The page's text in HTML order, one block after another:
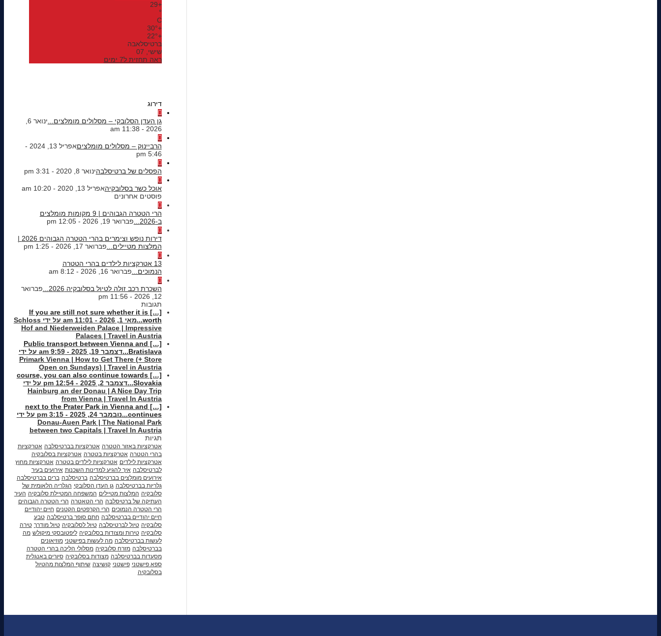
+
29
°
C
+
30°
+
22°
ברטיסלאבה
שישי, 07
ראה תחזית ל7 ימים
דירוג
גן העדן הסלובקי – מסלולים מומלצים...
2026 - 11:38 am
הרביינוק – מסלולים מומלצים
אפריל 13, 2024 -
5:46 pm
הפסלים של ברטיסלבהינואר 8, 2020 - 3:31 pm
אוכל כשר בסלובקיהאפריל 13, 2020 - 10:20 am
פוסטים אחרונים
הרי הטטרה הגבוהים | 9 מקומות מומלצים
ב-2026...
פברואר 19, 2026 - 12:05 pm
דירות נופש וצימרים בהרי הטטרה הגבוהים 2026 |
המלצות מטיילים... פברואר 17, 2026 - 1:25 pm
13 אטרקציות לילדים בהרי הטטרה
הנמוכים... פברואר 16, 2026 - 8:12 am
השכרת רכב זולה לטיול בסלובקיה 2026...
פברואר
12, 2026 - 11:56 pm
תגובות
[…] If you are still not sure whether it is
worth...
מאי 1, 2026 - 11:01 am על ידי Schloss
Hof and Niederweiden Palace | Impressive
Palaces | Travel in Austria
[…] Public transport between Vienna and
Bratislava...
דצמבר 19, 2025 - 9:59 am על ידי
Primark Vienna | How to Get There (+ Store
Open on Sundays) | Travel in Austria
[…] course, you can also continue towards
Slovakia...
דצמבר 2, 2025 - 12:54 pm על ידי
Hainburg an der Donau | A Nice Day Trip
from Vienna | Travel In Austria
[…] next to the Prater Park in Vienna and
continues...
נובמבר 24, 2025 - 3:15 pm על ידי
Donau-Auen Park | The National Park
between two Capitals | Travel In Austria
תגיות
אטרקציות באזור הטטרה אטרקציות בברטיסלבה אטרקציות
בהרי הטטרה אטרקציות בטטרה אטרקציות בסלובקיה
אטרקציות לילדים אטרקציות לילדים בטטרה אטרקציות מחוץ
לברטיסלבה איך להגיע למדינות השכנות אירועים בעיר
אירועים מומלצים בברטיסלבה ברטיסלבה ברים בברטיסלבה
גלריות בברטיסלבה גן העדן הסלובקי הגלריה הלאומית של
סלובקיה המלצות מטיילים המשפחה המטיילת סלובקיה העיר
העתיקה של ברטיסלבה הרי הטאטרה הרי הטטרה הגבוהים
הרי הטטרה הנמוכים הרי הקרפטים הקטנים חיים יהודיים
חיים יהודיים בברטיסלבה חתם סופר ברטיסלבה טבע
סלובקיה טיול לברטיסלבה טיול לסלובקיה טיול מודרך טירה
סלובקיה טירות ומצודות בסלובקיה ליפטובסקי מיקולש מה
לעשות בברטיסלבה מה לעשות בפישטני מוזיאונים
בברטיסלבה מזרח סלובקיה מסלולי הליכה בהרי הטטרה
מסעדות בברטיסלבה מצודות בסלובקיה סיורים באנגלית
ספא פישטני פישטני קושיצה שיתוף המלצות מהטיול
בסלובקיה